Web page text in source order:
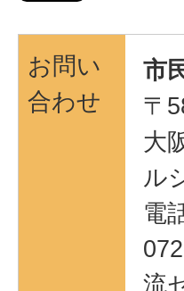
お問い
合わせ
市
〒
大
ル
電
流